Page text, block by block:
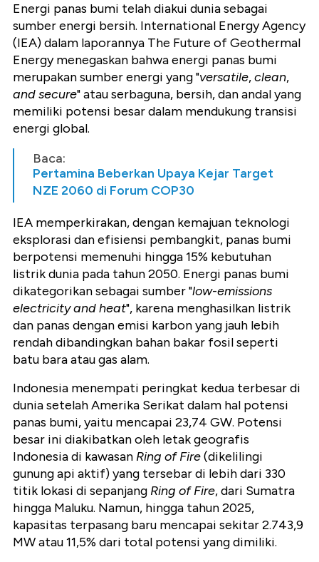
Energi panas bumi telah diakui dunia sebagai
sumber energi bersih. International Energy Agency
(IEA) dalam laporannya The Future of Geothermal
Energy menegaskan bahwa energi panas bumi
merupakan sumber energi yang "versatile,clean,
and secure" atau serbaguna, bersih, dan andal yang
memiliki potensi besar dalam mendukung transisi
energi global.
Baca:
Pertamina Beberkan Upaya Kejar Target
NZE 2060 di Forum COP30
IEA memperkirakan, dengan kemajuan teknologi
eksplorasi dan efisiensi pembangkit, panas bumi
berpotensi memenuhi hingga 15% kebutuhan
listrik dunia pada tahun 2050. Energi panas bumi
dikategorikan sebagai sumber "low-emissions
electricity and heat", karena menghasilkan listrik
dan panas dengan emisi karbon yang jauh lebih
rendah dibandingkan bahan bakar fosil seperti
batu bara atau gas alam.
Indonesia menempati peringkat kedua terbesar di
dunia setelah Amerika Serikat dalam hal potensi
panas bumi, yaitu mencapai 23,74 GW. Potensi
besar ini diakibatkan oleh letak geografis
Indonesia di kawasan Ring of Fire(dikelilingi
gunung api aktif) yang tersebar di lebih dari 330
titik lokasi di sepanjang Ring of Fire, dari Sumatra
hingga Maluku. Namun, hingga tahun 2025,
kapasitas terpasang baru mencapai sekitar 2.743,9
MW atau 11,5% dari total potensi yang dimiliki.